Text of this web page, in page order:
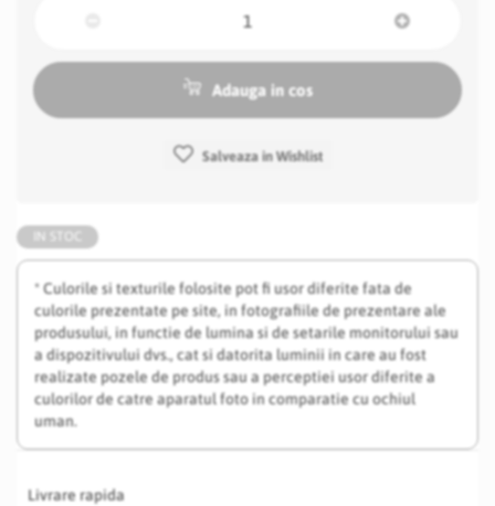
* Culorile si texturile folosite pot fi usor diferite fata de
culorile prezentate pe site, in fotografiile de prezentare ale
produsului, in functie de lumina si de setarile monitorului sau
a dispozitivului dvs., cat si datorita luminii in care au fost
realizate pozele de produs sau a perceptiei usor diferite a
culorilor de catre aparatul foto in comparatie cu ochiul
uman.
Livrare rapida
Adauga in cos
Salveaza in Wishlist